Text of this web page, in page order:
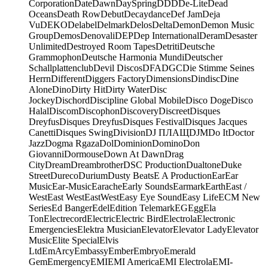
CorporationDateDawnDaySpringDDDDe-LiteDead
OceansDeath RowDebutDecaydanceDef JamDeja
VuDEKODelabelDelmarkDelosDeltaDemonDemon Music
GroupDemosDenovaliDEPDep InternationalDeramDesaster
UnlimitedDestroyed Room TapesDetritiDeutsche
GrammophonDeutsche Harmonia MundiDeutscher
SchallplattenclubDevil DiscosDFADGCDie Stimme Seines
HerrnDifferentDiggers FactoryDimensionsDindiscDine
AloneDinoDirty HitDirty WaterDisc
JockeyDischordDiscipline Global MobileDisco DogeDisco
HalalDiscomDiscophonDiscoveryDiscreetDisques
DreyfusDisques DreyfusDisques FestivalDisques Jacques
CanettiDisques SwingDivisionDJ ПЛАЩDJMDo ItDoctor
JazzDogma RgazaDolDominionDominoDon
GiovanniDormouseDown At DawnDrag
CityDreamDreambrotherDSC ProductionDualtoneDuke
StreetDurecoDuriumDusty BeatsE A ProductionEarEar
MusicEar-MusicEaracheEarly SoundsEarmarkEarthEast /
WestEast WestEastWestEasy Eye SoundEasy LifeECM New
SeriesEd BangerEdelEdition TelemarkEGEggEla
TonElectrecordElectricElectric BirdElectrolaElectronic
EmergenciesElektra MusicianElevatorElevator LadyElevator
MusicElite SpecialElvis
LtdEmArcyEmbassyEmberEmbryoEmerald
GemEmergencyEMIEMI AmericaEMI ElectrolaEMI-